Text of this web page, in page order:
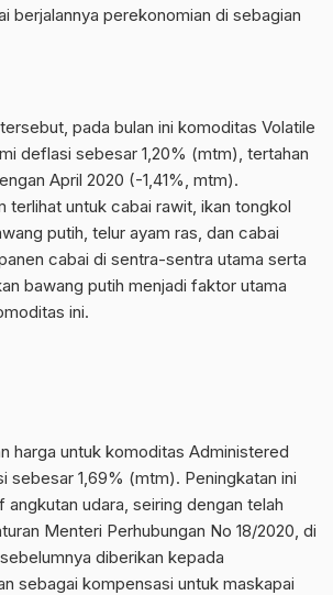
berjalannya perekonomian di sebagian
pada bulan ini komoditas Volatile
deflasi sebesar 1,20% (mtm), tertahan
April 2020 (-1,41%, mtm).
terlihat untuk cabai rawit, ikan tongkol
putih, telur ayam ras, dan cabai
cabai di sentra-sentra utama serta
bawang putih menjadi faktor utama
ini.
harga untuk komoditas Administered
sebesar 1,69% (mtm). Peningkatan ini
udara, seiring dengan telah
Menteri Perhubungan No 18/2020, di
diberikan kepada
sebagai kompensasi untuk maskapai